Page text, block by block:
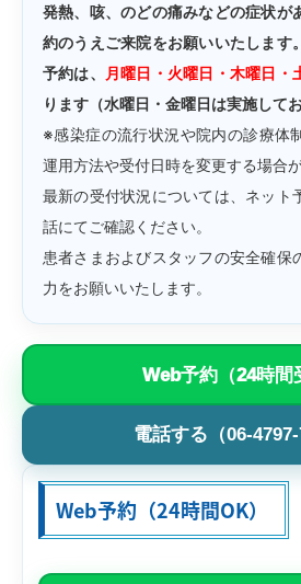
発熱、咳、のどの痛みなどの症状が
約のうえご来院をお願いいたします
予約は、
月曜日・火曜日・木曜日・
ります（水曜日・金曜日は実施して
※感染症の流行状況や院内の診療体
運用方法や受付日時を変更する場合が
最新の受付状況については、ネット
話にてご確認ください。
患者さまおよびスタッフの安全確保
力をお願いいたします。
Web予約（24時間
電話する（06-4797-
Web予約（24時間OK）